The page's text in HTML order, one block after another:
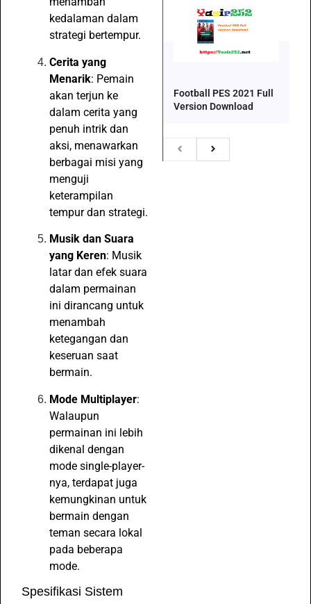
kedalaman dalam
strategi bertempur.
Cerita yang
Menarik: Pemain
akan terjun ke
dalam cerita yang
penuh intrik dan
aksi, menawarkan
berbagai misi yang
menguji
keterampilan
tempur dan strategi.
Musik dan Suara
yang Keren: Musik
latar dan efek suara
dalam permainan
ini dirancang untuk
menambah
ketegangan dan
keseruan saat
bermain.
Mode Multiplayer:
Walaupun
permainan ini lebih
dikenal dengan
mode single-player-
nya, terdapat juga
kemungkinan untuk
bermain dengan
teman secara lokal
pada beberapa
mode.
Spesifikasi Sistem
Football PES 2021 Full
Version Download